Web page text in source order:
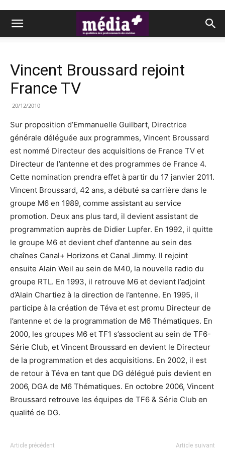
Vincent Broussard rejoint
France TV
20/12/2010
Sur proposition d’Emmanuelle Guilbart, Directrice
générale déléguée aux programmes, Vincent Broussard
est nommé Directeur des acquisitions de France TV et
Directeur de l’antenne et des programmes de France 4.
Cette nomination prendra effet à partir du 17 janvier 2011.
Vincent Broussard, 42 ans, a débuté sa carrière dans le
groupe M6 en 1989, comme assistant au service
promotion. Deux ans plus tard, il devient assistant de
programmation auprès de Didier Lupfer. En 1992, il quitte
le groupe M6 et devient chef d’antenne au sein des
chaînes Canal+ Horizons et Canal Jimmy. Il rejoint
ensuite Alain Weil au sein de M40, la nouvelle radio du
groupe RTL. En 1993, il retrouve M6 et devient l’adjoint
d’Alain Chartiez à la direction de l’antenne. En 1995, il
participe à la création de Téva et est promu Directeur de
l’antenne et de la programmation de M6 Thématiques. En
2000, les groupes M6 et TF1 s’associent au sein de TF6-
Série Club, et Vincent Broussard en devient le Directeur
de la programmation et des acquisitions. En 2002, il est
de retour à Téva en tant que DG délégué puis devient en
2006, DGA de M6 Thématiques. En octobre 2006, Vincent
Broussard retrouve les équipes de TF6 & Série Club en
qualité de DG.
Article précédent Article suivant